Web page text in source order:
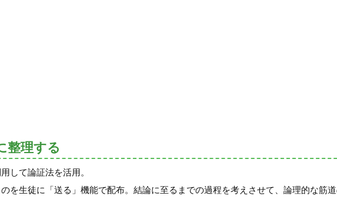
整理する
して論証法を活用。
を生徒に「送る」機能で配布。結論に至るまでの過程を考えさせて、論理的な筋